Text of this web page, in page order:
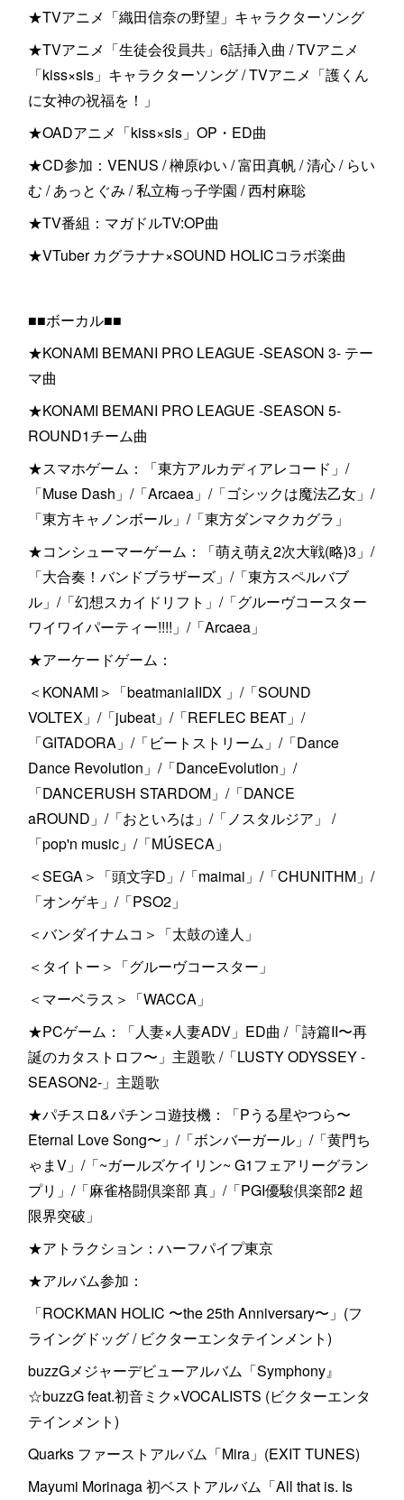
★TVアニメ「織田信奈の野望」キャラクターソング
★TVアニメ「生徒会役員共」6話挿入曲 / TVアニメ
「kiss×sis」キャラクターソング / TVアニメ「護くん
に女神の祝福を！」
★OADアニメ「kiss×sis」OP・ED曲
★CD参加：VENUS / 榊原ゆい / 富田真帆 / 清心 / らい
む / あっとぐみ / 私立梅っ子学園 / 西村麻聡
★TV番組：マガドルTV:OP曲
★VTuber カグラナナ×SOUND HOLICコラボ楽曲
■■ボーカル■■
★KONAMI BEMANI PRO LEAGUE -SEASON 3- テー
マ曲
★KONAMI BEMANI PRO LEAGUE -SEASON 5-
ROUND1チーム曲
★スマホゲーム：「東方アルカディアレコード」/
「Muse Dash」/「Arcaea」/「ゴシックは魔法乙女」/
「東方キャノンボール」/「東方ダンマクカグラ」
★コンシューマーゲーム：「萌え萌え2次大戦(略)3」/
「大合奏！バンドブラザーズ」/「東方スペルバブ
ル」/「幻想スカイドリフト」/「グルーヴコースター
ワイワイパーティー!!!!」/「Arcaea」
★アーケードゲーム：
＜KONAMI＞「beatmaniaIIDX 」/「SOUND
VOLTEX」/「jubeat」/「REFLEC BEAT」/
「GITADORA」/「ビートストリーム」/「Dance
Dance Revolution」/「DanceEvolution」/
「DANCERUSH STARDOM」/「DANCE
aROUND」/「おといろは」/「ノスタルジア」 /
「pop'n music」/「MÚSECA」
＜SEGA＞「頭文字D」/「maimai」/「CHUNITHM」/
「オンゲキ」/「PSO2」
＜バンダイナムコ＞「太鼓の達人」
＜タイトー＞「グルーヴコースター」
＜マーベラス＞「WACCA」
★PCゲーム：「人妻×人妻ADV」ED曲 /「詩篇II〜再
誕のカタストロフ〜」主題歌 /「LUSTY ODYSSEY -
SEASON2-」主題歌
★パチスロ&パチンコ遊技機：「Pうる星やつら〜
Eternal Love Song〜」/「ボンバーガール」/「黄門ち
ゃまV」/「~ガールズケイリン~ G1フェアリーグラン
プリ」/「麻雀格闘倶楽部 真」/「PGI優駿倶楽部2 超
限界突破」
★アトラクション：ハーフパイプ東京
★アルバム参加：
「ROCKMAN HOLIC 〜the 25th Anniversary〜」(フ
ライングドッグ / ビクターエンタテインメント)
buzzGメジャーデビューアルバム「Symphony』
☆buzzG feat.初音ミク×VOCALISTS (ビクターエンタ
テインメント)
Quarks ファーストアルバム「Mira」(EXIT TUNES)
Mayumi Morinaga 初ベストアルバム「All that is. Is